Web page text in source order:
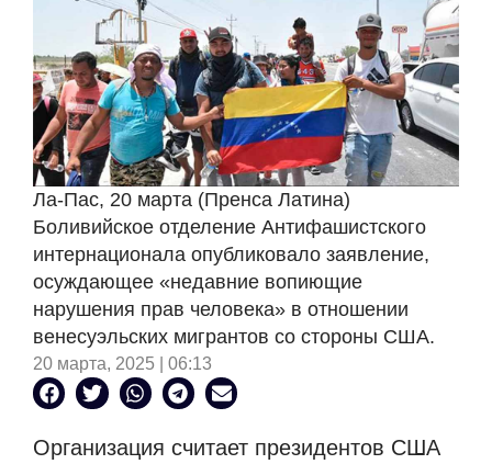
Ла-Пас, 20 марта (Пренса Латина)
Боливийское отделение Антифашистского
интернационала опубликовало заявление,
осуждающее «недавние вопиющие
нарушения прав человека» в отношении
венесуэльских мигрантов со стороны США.
20 марта, 2025 | 06:13
Организация считает президентов США